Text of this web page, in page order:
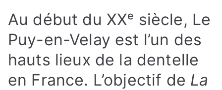
Au début du XXᵉ siècle, Le
Puy-en-Velay est l’un des
hauts lieux de la dentelle
en France. L’objectif de La